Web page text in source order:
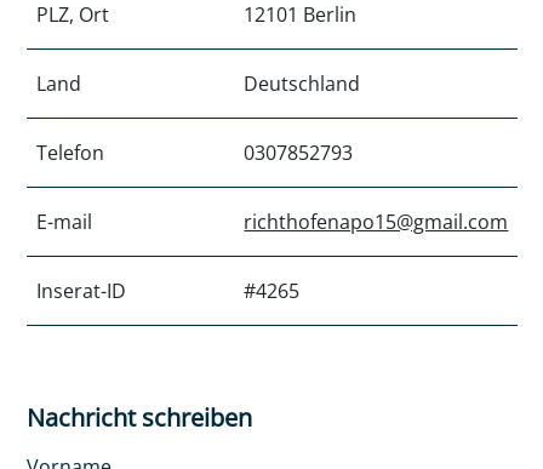
PLZ, Ort 12101 Berlin
Land Deutschland
Telefon 0307852793
E-mail richthofenapo15@gmail.com
Inserat-ID #4265
Nachricht schreiben